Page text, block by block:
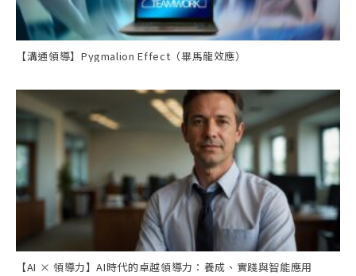
【溝通領導】Pygmalion Effect（畢馬龍效應）
【AI × 領導力】AI時代的卓越領導力：養成、實踐與智能應用